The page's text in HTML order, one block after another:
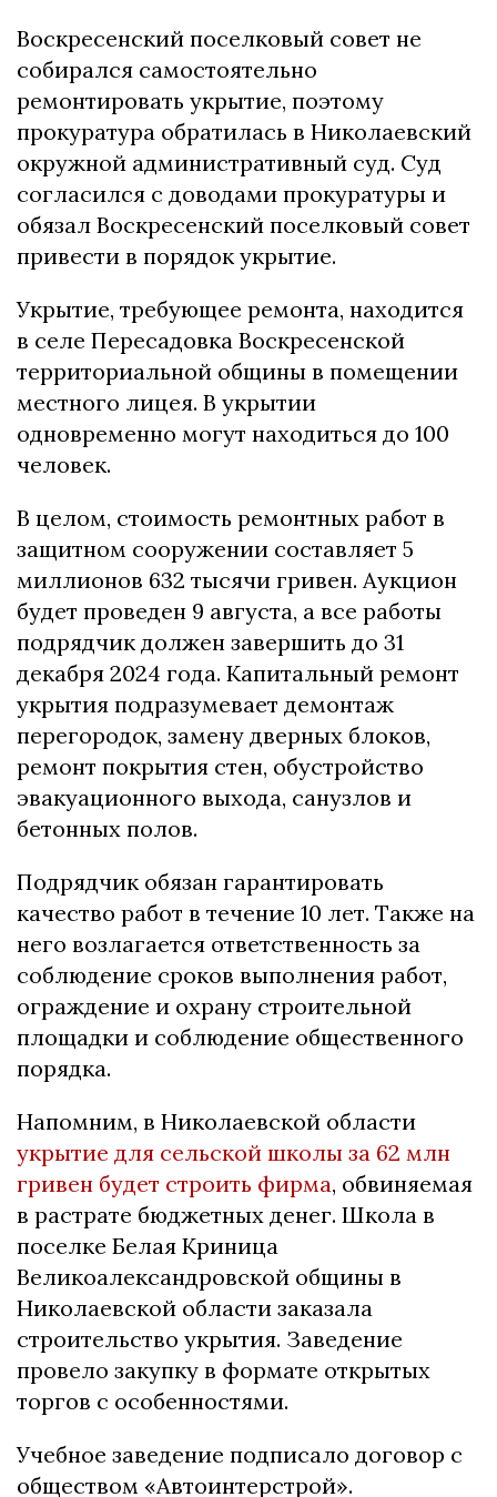
Воскресенский поселковый совет не
собирался самостоятельно
ремонтировать укрытие, поэтому
прокуратура обратилась в Николаевский
окружной административный суд. Суд
согласился с доводами прокуратуры и
обязал Воскресенский поселковый совет
привести в порядок укрытие.
Укрытие, требующее ремонта, находится
в селе Пересадовка Воскресенской
территориальной общины в помещении
местного лицея. В укрытии
одновременно могут находиться до 100
человек.
В целом, стоимость ремонтных работ в
защитном сооружении составляет 5
миллионов 632 тысячи гривен. Аукцион
будет проведен 9 августа, а все работы
подрядчик должен завершить до 31
декабря 2024 года. Капитальный ремонт
укрытия подразумевает демонтаж
перегородок, замену дверных блоков,
ремонт покрытия стен, обустройство
эвакуационного выхода, санузлов и
бетонных полов.
Подрядчик обязан гарантировать
качество работ в течение 10 лет. Также на
него возлагается ответственность за
соблюдение сроков выполнения работ,
ограждение и охрану строительной
площадки и соблюдение общественного
порядка.
Напомним, в Николаевской области
укрытие для сельской школы за 62 млн
гривен будет строить фирма, обвиняемая
в растрате бюджетных денег. Школа в
поселке Белая Криница
Великоалександровской общины в
Николаевской области заказала
строительство укрытия. Заведение
провело закупку в формате открытых
торгов с особенностями.
Учебное заведение подписало договор с
обществом «Автоинтерстрой».